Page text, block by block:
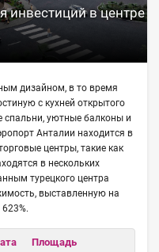
инвестиций в центре
дизайном, в то время
с кухней открытого
спальни, уютные балконы и
Анталии находится в
центры, такие как
в нескольких
турецкого центра
выставленную на
Площадь